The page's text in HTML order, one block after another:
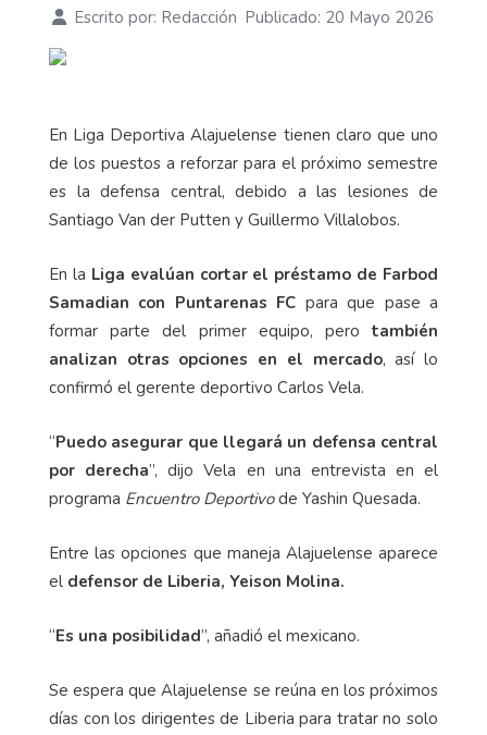
Escrito por: Redacción Publicado: 20 Mayo 2026
En Liga Deportiva Alajuelense tienen claro que uno
de los puestos a reforzar para el próximo semestre
es la defensa central, debido a las lesiones de
Santiago Van der Putten y Guillermo Villalobos.
En la Liga evalúan cortar el préstamo de Farbod
Samadian con Puntarenas FC para que pase a
formar parte del primer equipo, pero también
analizan otras opciones en el mercado, así lo
confirmó el gerente deportivo Carlos Vela.
“Puedo asegurar que llegará un defensa central
por derecha”, dijo Vela en una entrevista en el
programa Encuentro Deportivode Yashin Quesada.
Entre las opciones que maneja Alajuelense aparece
el defensor de Liberia, Yeison Molina.
“Es una posibilidad”, añadió el mexicano.
Se espera que Alajuelense se reúna en los próximos
días con los dirigentes de Liberia para tratar no solo